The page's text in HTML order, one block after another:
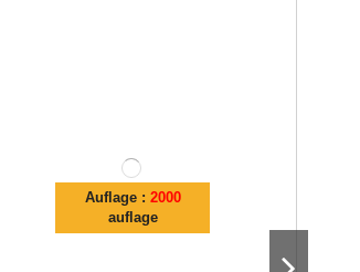
Auflage : 2000
auflage